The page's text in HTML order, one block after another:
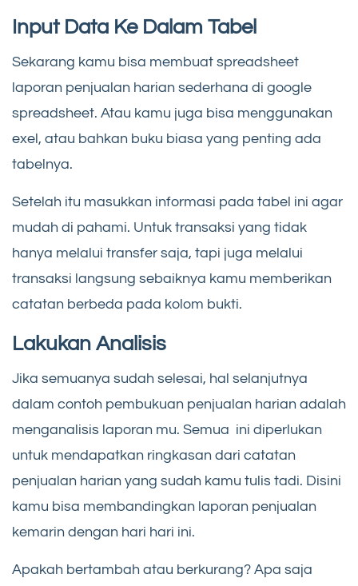
Input Data Ke Dalam Tabel
Sekarang kamu bisa membuat spreadsheet
laporan penjualan harian sederhana di google
spreadsheet. Atau kamu juga bisa menggunakan
exel, atau bahkan buku biasa yang penting ada
tabelnya.
Setelah itu masukkan informasi pada tabel ini agar
mudah di pahami. Untuk transaksi yang tidak
hanya melalui transfer saja, tapi juga melalui
transaksi langsung sebaiknya kamu memberikan
catatan berbeda pada kolom bukti.
Lakukan Analisis
Jika semuanya sudah selesai, hal selanjutnya
dalam contoh pembukuan penjualan harian adalah
menganalisis laporan mu. Semua ini diperlukan
untuk mendapatkan ringkasan dari catatan
penjualan harian yang sudah kamu tulis tadi. Disini
kamu bisa membandingkan laporan penjualan
kemarin dengan hari hari ini.
Apakah bertambah atau berkurang? Apa saja